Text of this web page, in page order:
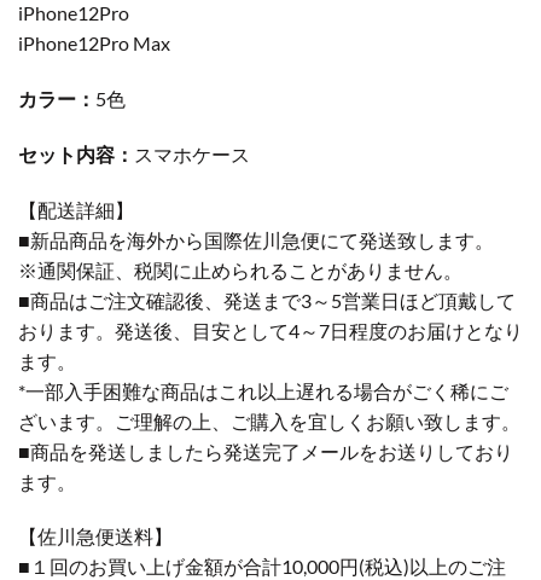
iPhone12Pro
iPhone12Pro Max
カラー： 5色
セット内容： スマホケース
【配送詳細】
■新品商品を海外から国際佐川急便にて発送致します。
※通関保証、税関に止められることがありません。
■商品はご注文確認後、発送まで3～5営業日ほど頂戴して
おります。発送後、目安として4～7日程度のお届けとなり
ます。
*一部入手困難な商品はこれ以上遅れる場合がごく稀にご
ざいます。ご理解の上、ご購入を宜しくお願い致します。
■商品を発送しましたら発送完了メールをお送りしており
ます。
【佐川急便送料】
■１回のお買い上げ金額が合計10,000円(税込)以上のご注